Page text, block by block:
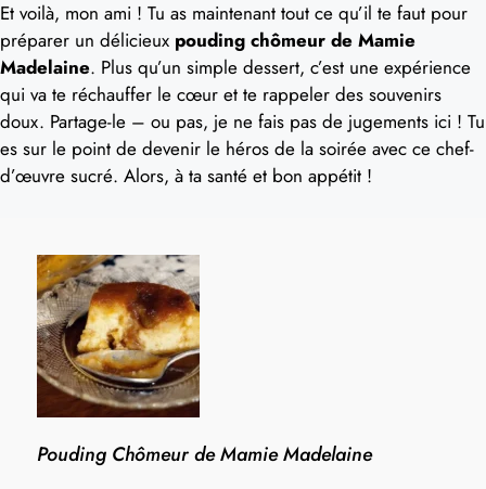
Et voilà, mon ami ! Tu as maintenant tout ce qu’il te faut pour
préparer un délicieux pouding chômeur de Mamie
Madelaine. Plus qu’un simple dessert, c’est une expérience
qui va te réchauffer le cœur et te rappeler des souvenirs
doux. Partage-le – ou pas, je ne fais pas de jugements ici ! Tu
es sur le point de devenir le héros de la soirée avec ce chef-
d’œuvre sucré. Alors, à ta santé et bon appétit !
Pouding Chômeur de Mamie Madelaine